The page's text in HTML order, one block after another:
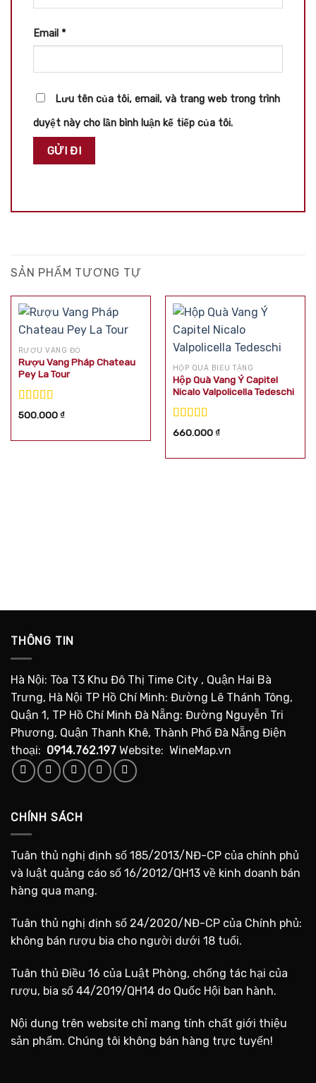
Email *
Lưu tên của tôi, email, và trang web trong trình
duyệt này cho lần bình luận kế tiếp của tôi.
SẢN PHẨM TƯƠNG TỰ
RƯỢU VANG ĐỎ
Rượu Vang Pháp Chateau
Pey La Tour
Được xếp
500.000₫
HỘP QUÀ BIẾU TẶNG
Hộp Quà Vang Ý Capitel
Nicalo Valpolicella Tedeschi
Được xếp
660.000₫
THÔNG TIN
Hà Nội: Tòa T3 Khu Đô Thị Time City , Quận Hai Bà
Trưng, Hà Nội TP Hồ Chí Minh: Đường Lê Thánh Tông,
Quận 1, TP Hồ Chí Minh Đà Nẵng: Đường Nguyễn Tri
Phương, Quận Thanh Khê, Thành Phố Đà Nẵng Điện
thoại: 0914.762.197 Website: WineMap.vn
CHÍNH SÁCH
Tuân thủ nghị định số 185/2013/NĐ-CP của chính phủ
và luật quảng cáo số 16/2012/QH13 về kinh doanh bán
hàng qua mạng.
Tuân thủ nghị định số 24/2020/NĐ-CP của Chính phủ:
không bán rượu bia cho người dưới 18 tuổi.
Tuân thủ Điều 16 của Luật Phòng, chống tác hại của
rượu, bia số 44/2019/QH14 do Quốc Hội ban hành.
Nội dung trên website chỉ mang tính chất giới thiệu
sản phẩm. Chúng tôi không bán hàng trực tuyến!